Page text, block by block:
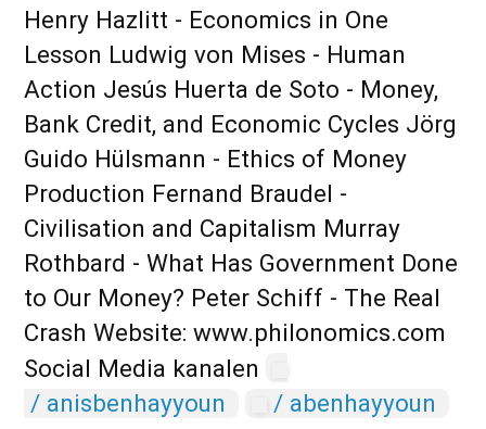
Henry Hazlitt - Economics in One
Lesson Ludwig von Mises - Human
Action Jesús Huerta de Soto - Money,
Bank Credit, and Economic Cycles Jörg
Guido Hülsmann - Ethics of Money
Production Fernand Braudel -
Civilisation and Capitalism Murray
Rothbard - What Has Government Done
to Our Money? Peter Schiff - The Real
Crash Website: www.philonomics.com
Social Media kanalen
/ anisbenhayyoun
/ abenhayyoun